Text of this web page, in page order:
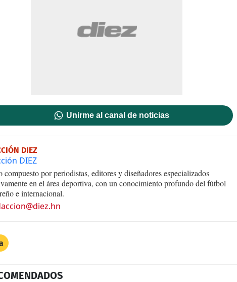
Unirme al canal de noticias
DIEZ
DIEZ
compuesto por periodistas, editores y diseñadores especializados
en el área deportiva, con un conocimiento profundo del fútbol
e internacional.